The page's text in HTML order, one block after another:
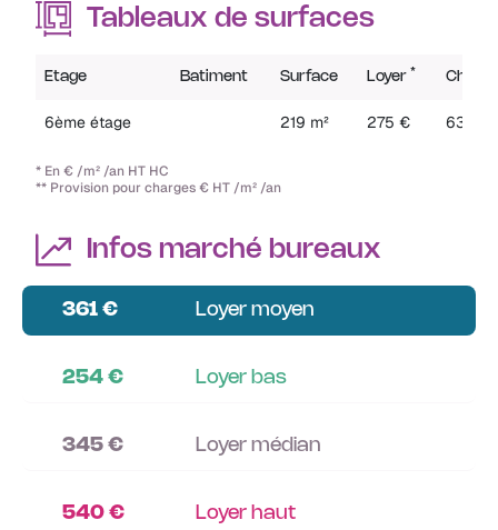
Tableaux de surfaces
Etage Batiment Surface Loyer *
6ème étage 219 m² 275 € 63 €
* En € /m² /an HT HC
** Provision pour charges € HT /m² /an
Infos marché bureaux
361 € Loyer moyen
254 € Loyer bas
345 € Loyer médian
540 € Loyer haut